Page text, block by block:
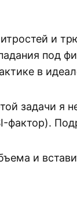
и
под
в
задачи я
фактор).
и